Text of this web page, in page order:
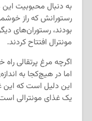
به دنبال محبوبیت این
رستورانش که راز
بودند، رستوران‌های
مونترال افتتاح کردند.
اگرچه مرغ پرتقالی راه
اما در هیچ‌کجا به
این دلیل است که این
یک غذای مونترالی